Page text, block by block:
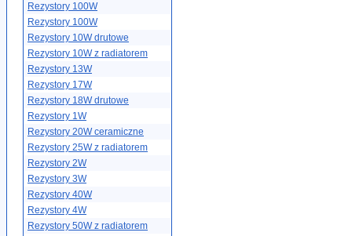
Rezystory 100W
Rezystory 100W
Rezystory 10W drutowe
Rezystory 10W z radiatorem
Rezystory 13W
Rezystory 17W
Rezystory 18W drutowe
Rezystory 1W
Rezystory 20W ceramiczne
Rezystory 25W z radiatorem
Rezystory 2W
Rezystory 3W
Rezystory 40W
Rezystory 4W
Rezystory 50W z radiatorem